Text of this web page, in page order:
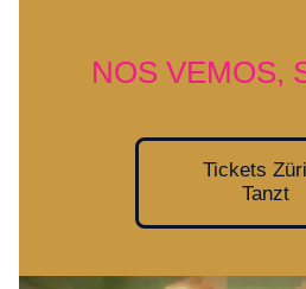
NOS VEMOS,
Tickets
Tanzt